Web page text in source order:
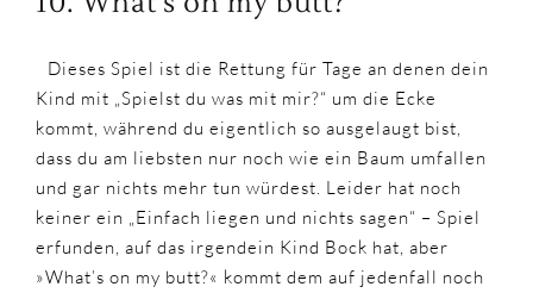
Dieses Spiel ist die Rettung für Tage an denen dein
Kind mit „Spielst du was mit mir?“ um die Ecke
kommt, während du eigentlich so ausgelaugt bist,
dass du am liebsten nur noch wie ein Baum umfallen
und gar nichts mehr tun würdest. Leider hat noch
keiner ein „Einfach liegen und nichts sagen“ – Spiel
erfunden, auf das irgendein Kind Bock hat, aber
»What’s on my butt?« kommt dem auf jedenfall noch